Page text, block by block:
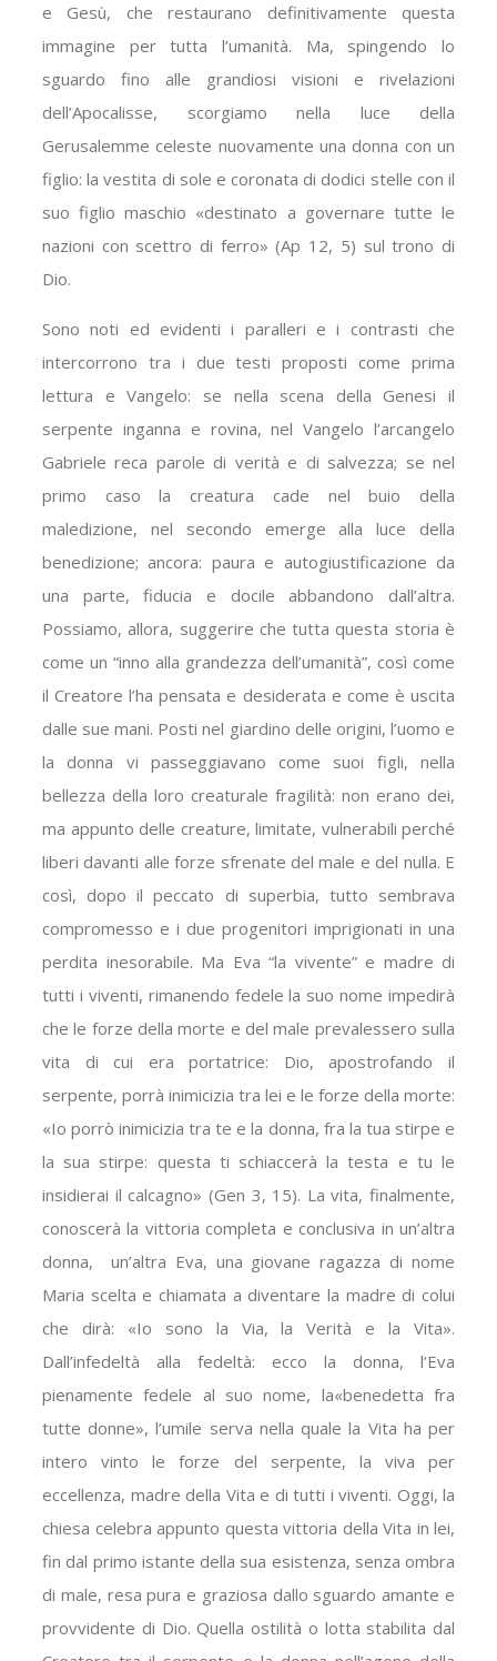
e Gesù, che restaurano definitivamente questa
immagine per tutta l’umanità. Ma, spingendo lo
sguardo fino alle grandiosi visioni e rivelazioni
dell’Apocalisse, scorgiamo nella luce della
Gerusalemme celeste nuovamente una donna con un
figlio: la vestita di sole e coronata di dodici stelle con il
suo figlio maschio «destinato a governare tutte le
nazioni con scettro di ferro» (Ap 12, 5) sul trono di
Dio.
Sono noti ed evidenti i paralleri e i contrasti che
intercorrono tra i due testi proposti come prima
lettura e Vangelo: se nella scena della Genesi il
serpente inganna e rovina, nel Vangelo l’arcangelo
Gabriele reca parole di verità e di salvezza; se nel
primo caso la creatura cade nel buio della
maledizione, nel secondo emerge alla luce della
benedizione; ancora: paura e autogiustificazione da
una parte, fiducia e docile abbandono dall’altra.
Possiamo, allora, suggerire che tutta questa storia è
come un “inno alla grandezza dell’umanità”, così come
il Creatore l’ha pensata e desiderata e come è uscita
dalle sue mani. Posti nel giardino delle origini, l’uomo e
la donna vi passeggiavano come suoi figli, nella
bellezza della loro creaturale fragilità: non erano dei,
ma appunto delle creature, limitate, vulnerabili perché
liberi davanti alle forze sfrenate del male e del nulla. E
così, dopo il peccato di superbia, tutto sembrava
compromesso e i due progenitori imprigionati in una
perdita inesorabile. Ma Eva “la vivente” e madre di
tutti i viventi, rimanendo fedele la suo nome impedirà
che le forze della morte e del male prevalessero sulla
vita di cui era portatrice: Dio, apostrofando il
serpente, porrà inimicizia tra lei e le forze della morte:
«Io porrò inimicizia tra te e la donna, fra la tua stirpe e
la sua stirpe: questa ti schiaccerà la testa e tu le
insidierai il calcagno» (Gen 3, 15). La vita, finalmente,
conoscerà la vittoria completa e conclusiva in un’altra
donna,
un’altra Eva, una giovane ragazza di nome
Maria scelta e chiamata a diventare la madre di colui
che dirà: «Io sono la Via, la Verità e la Vita».
Dall’infedeltà alla fedeltà: ecco la donna, l’Eva
pienamente fedele al suo nome, la«benedetta fra
tutte donne», l’umile serva nella quale la Vita ha per
intero vinto le forze del serpente, la viva per
eccellenza, madre della Vita e di tutti i viventi. Oggi, la
chiesa celebra appunto questa vittoria della Vita in lei,
fin dal primo istante della sua esistenza, senza ombra
di male, resa pura e graziosa dallo sguardo amante e
provvidente di Dio. Quella ostilità o lotta stabilita dal